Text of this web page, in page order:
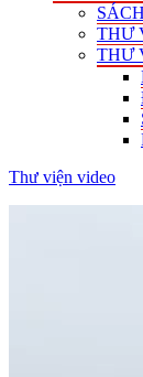
THƯ
THƯ
Thư viện video